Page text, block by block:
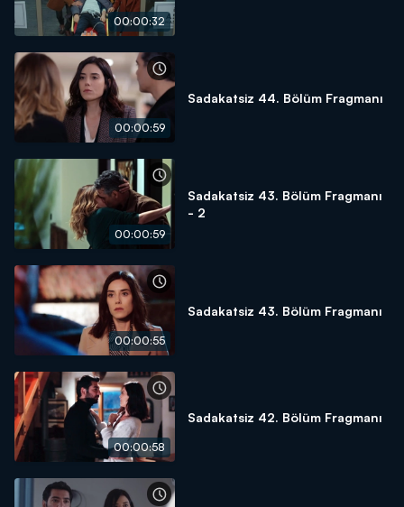
00:00:32
00:00:59
Sadakatsiz 44. Bölüm Fragmanı
00:00:59
Sadakatsiz 43. Bölüm Fragmanı
- 2
00:00:55
Sadakatsiz 43. Bölüm Fragmanı
00:00:58
Sadakatsiz 42. Bölüm Fragmanı